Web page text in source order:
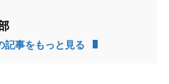
記事をもっと見る